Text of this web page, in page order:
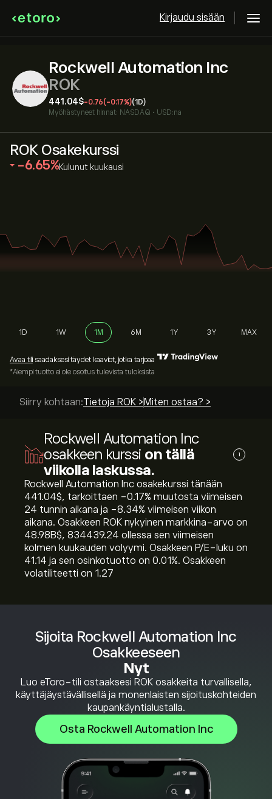
Kirjaudu sisään
Rockwell Automation Inc
ROK
441.04‎$‎-0.76(-0.17%)(1D)
Myöhästyneet hinnat: NASDAQ • USD:na
Sijoita Rockwell Automation Inc
Osakkeeseen
Nyt
Luo eToro-tili ostaaksesi ROK osakkeita turvallisella,
käyttäjäystävällisellä ja monenlaisten sijoituskohteiden
kaupankäyntialustalla.
Osta Rockwell Automation Inc
ROK Osakekurssi
‎-6.65‎ Kulunut kuukausi
1D 1W 1M 6M 1Y 3Y MAX
Avaa tili saadaksesi täydet kaaviot, jotka tarjoaa
*Aiempi tuotto ei ole osoitus tulevista tuloksista
Siirry kohtaan:Tietoja ROK > Miten ostaa? >
Rockwell Automation Inc
osakkeen kurssi on tällä
viikolla laskussa.
i
Rockwell Automation Inc osakekurssi tänään
441.04‎$‎, tarkoittaen ‎-0.17‎% muutosta viimeisen
24 tunnin aikana ja ‎-8.34‎% viimeisen viikon
aikana. Osakkeen ROK nykyinen markkina-arvo on
48.98B‎$‎, 834439.24 ollessa sen viimeisen
kolmen kuukauden volyymi. Osakkeen P/E-luku on
41.14 ja sen osinkotuotto on 0.01%. Osakkeen
volatiliteetti on 1.27